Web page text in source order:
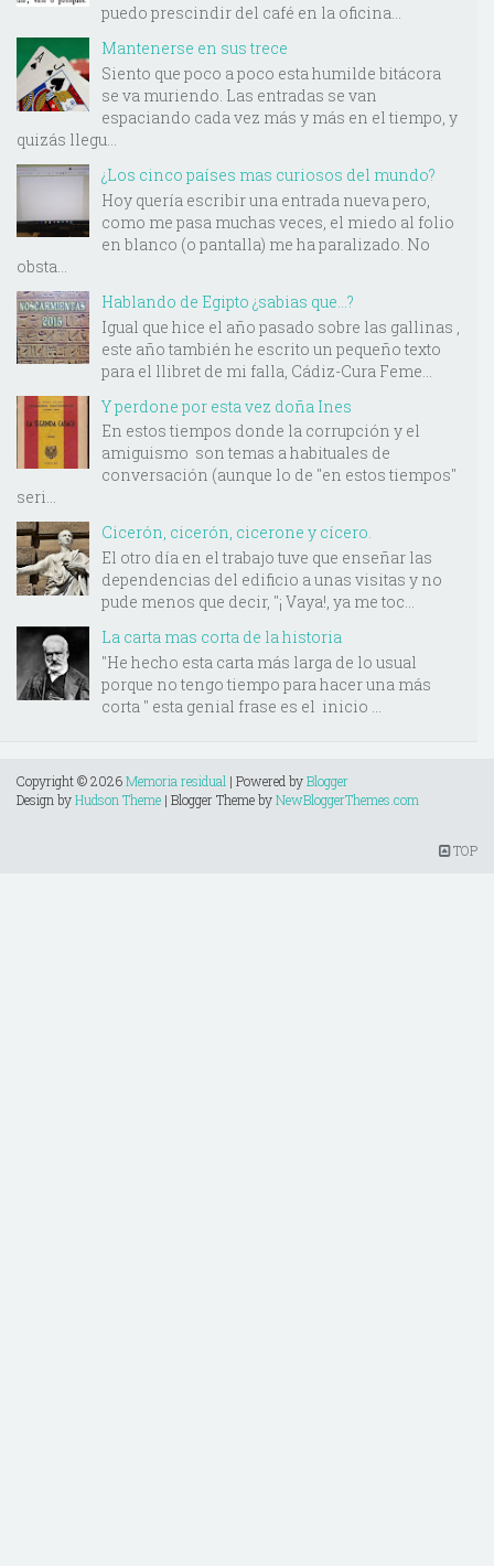
puedo prescindir del café en la oficina...
Mantenerse en sus trece
Siento que poco a poco esta humilde bitácora
se va muriendo. Las entradas se van
espaciando cada vez más y más en el tiempo, y
quizás llegu...
¿Los cinco países mas curiosos del mundo?
Hoy quería escribir una entrada nueva pero,
como me pasa muchas veces, el miedo al folio
en blanco (o pantalla) me ha paralizado. No
obsta...
Hablando de Egipto ¿sabias que...?
Igual que hice el año pasado sobre las gallinas ,
este año también he escrito un pequeño texto
para el llibret de mi falla, Cádiz-Cura Feme...
Y perdone por esta vez doña Ines
En estos tiempos donde la corrupción y el
amiguismo son temas a habituales de
conversación (aunque lo de "en estos tiempos"
seri...
Cicerón, cicerón, cicerone y cícero.
El otro día en el trabajo tuve que enseñar las
dependencias del edificio a unas visitas y no
pude menos que decir, "¡ Vaya!, ya me toc...
La carta mas corta de la historia
"He hecho esta carta más larga de lo usual
porque no tengo tiempo para hacer una más
corta " esta genial frase es el inicio ...
Copyright ©2026Memoria residual | Powered byBlogger
Design byHudson Theme | Blogger Theme byNewBloggerThemes.com
TOP